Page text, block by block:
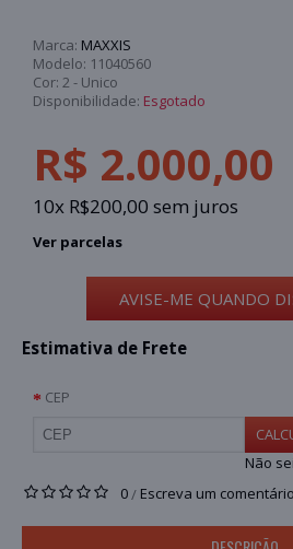
Marca: MAXXIS
Modelo: 11040560
Cor: 2 - Unico
Disponibilidade: Esgotado
R$ 2.000,00
10x R$200,00 sem juros
Ver parcelas
AVISE-ME QUANDO
Estimativa de Frete
CEP
Não
0/ Escreva um comentário